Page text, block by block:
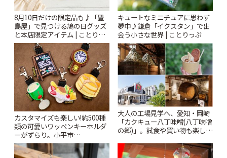
8月10日だけの限定品も♪「豊
島屋」で見つける鳩の日グッズ
と本店限定アイテム | ことりっ
ぷ
キュートなミニチュアに思わず
夢中♪鎌倉「イクスタン」で出
会う小さな世界 | ことりっぷ
カスタマイズも楽しい!約500種
類の可愛いワッペンキーホルダ
ーがずらり。小平市
「Kimamaya T&K」 | ことりっ
ぷ
大人の工場見学へ、愛知・岡崎
「カクキュー八丁味噌(八丁味噌
の郷)」。試食や買い物も楽しみ